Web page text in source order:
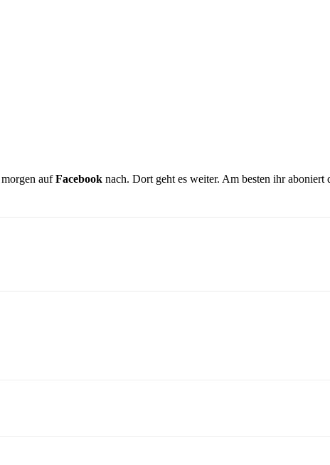
aufFacebook nach. Dort geht es weiter. Am besten ihr